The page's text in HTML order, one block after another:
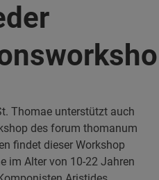
Thomae unterstützt auch
des forum thomanum
findet dieser Workshop
im Alter von 10-22 Jahren